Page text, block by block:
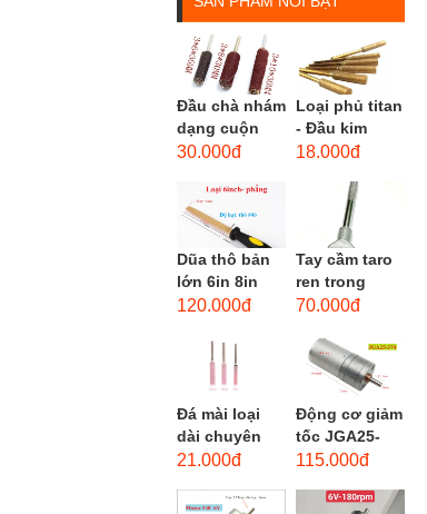
Đầu chà nhám
dạng cuộn
loại dài gắn
cốt 3mm
đầu...
30.000đ
Loại phủ titan
- Đầu kim
cương hình
(mũi mài...
18.000đ
Dũa thô bản
lớn 6in 8in
phẳng - độ
120.000đ
Tay cầm taro
ren trong
dùng cho mũi
M12
70.000đ
Đá mài loại
dài chuyên
dùng mài
loại, đá mài
21.000đ
Động cơ giảm
tốc JGA25-
370 3-12 VDC.
mini JGA25-
115.000đ